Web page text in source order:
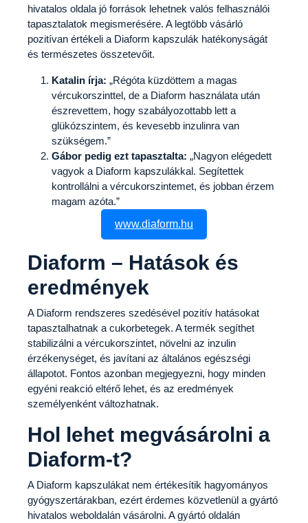
hivatalos oldala jó források lehetnek valós felhasználói
tapasztalatok megismerésére. A legtöbb vásárló
pozitívan értékeli a Diaform kapszulák hatékonyságát
és természetes összetevőit.
Katalin írja: „Régóta küzdöttem a magas
vércukorszinttel, de a Diaform használata után
észrevettem, hogy szabályozottabb lett a
glükózszintem, és kevesebb inzulinra van
szükségem.”
Gábor pedig ezt tapasztalta: „Nagyon elégedett
vagyok a Diaform kapszulákkal. Segítettek
kontrollálni a vércukorszintemet, és jobban érzem
magam azóta.”
www.diaform.hu
Diaform – Hatások és
eredmények
A Diaform rendszeres szedésével pozitív hatásokat
tapasztalhatnak a cukorbetegek. A termék segíthet
stabilizálni a vércukorszintet, növelni az inzulin
érzékenységet, és javítani az általános egészségi
állapotot. Fontos azonban megjegyezni, hogy minden
egyéni reakció eltérő lehet, és az eredmények
személyenként változhatnak.
Hol lehet megvásárolni a
Diaform-t?
A Diaform kapszulákat nem értékesítik hagyományos
gyógyszertárakban, ezért érdemes közvetlenül a gyártó
hivatalos weboldalán vásárolni. A gyártó oldalán